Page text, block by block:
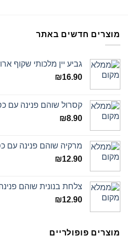
מוצרים חדשים באתר
גביע יין מלכותי שקוף ארוז 6
₪16.90
קסרול שוהם פנינה עם כסף
₪8.90
מרקיה שוהם פנינה עם כסף
₪12.90
צלחת בנונית שוהם פנינה
₪12.90
מוצרים פופולריים